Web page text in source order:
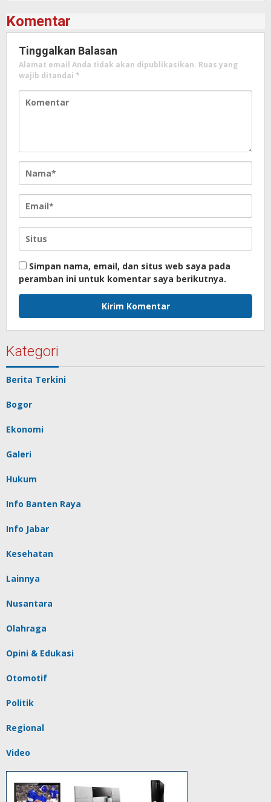
Komentar
Tinggalkan Balasan
Alamat email Anda tidak akan dipublikasikan. Ruas yang
wajib ditandai *
Simpan nama, email, dan situs web saya pada
peramban ini untuk komentar saya berikutnya.
Kategori
Berita Terkini
Bogor
Ekonomi
Galeri
Hukum
Info Banten Raya
Info Jabar
Kesehatan
Lainnya
Nusantara
Olahraga
Opini & Edukasi
Otomotif
Politik
Regional
Video